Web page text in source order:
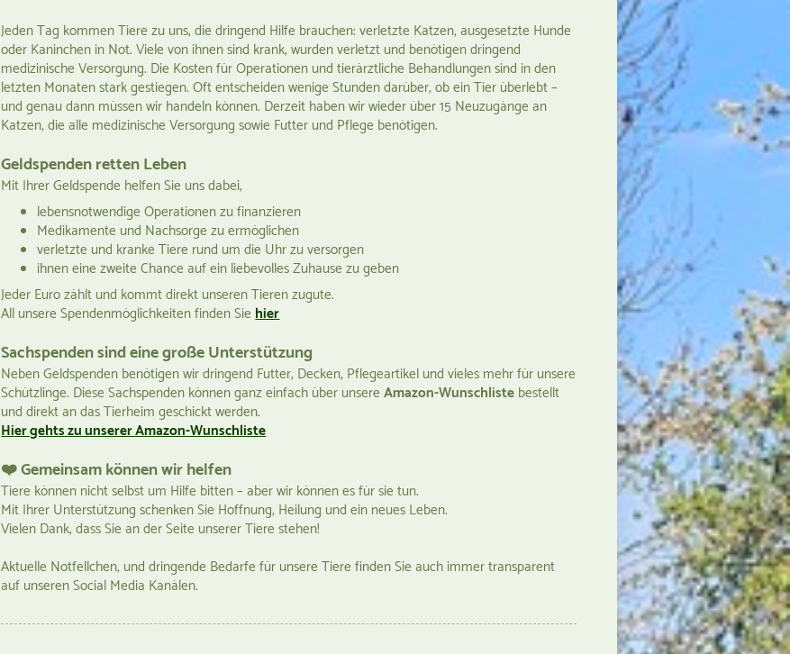
Jeden Tag kommen Tiere zu uns, die dringend Hilfe brauchen: verletzte Katzen, ausgesetzte Hunde
oder Kaninchen in Not. Viele von ihnen sind krank, wurden verletzt und benötigen dringend
medizinische Versorgung. Die Kosten für Operationen und tierärztliche Behandlungen sind in den
letzten Monaten stark gestiegen. Oft entscheiden wenige Stunden darüber, ob ein Tier überlebt –
und genau dann müssen wir handeln können. Derzeit haben wir wieder über 15 Neuzugänge an
Katzen, die alle medizinische Versorgung sowie Futter und Pflege benötigen.
Geldspenden retten Leben
Mit Ihrer Geldspende helfen Sie uns dabei,
lebensnotwendige Operationen zu finanzieren
Medikamente und Nachsorge zu ermöglichen
verletzte und kranke Tiere rund um die Uhr zu versorgen
ihnen eine zweite Chance auf ein liebevolles Zuhause zu geben
Jeder Euro zählt und kommt direkt unseren Tieren zugute.
All unsere Spendenmöglichkeiten finden Siehier
Sachspenden sind eine große Unterstützung
Neben Geldspenden benötigen wir dringend Futter, Decken, Pflegeartikel und vieles mehr für unsere
Schützlinge. Diese Sachspenden können ganz einfach über unsereAmazon-Wunschliste bestellt
und direkt an das Tierheim geschickt werden.
Hier gehts zu unserer Amazon-Wunschliste
❤️ Gemeinsam können wir helfen
Tiere können nicht selbst um Hilfe bitten – aber wir können es für sie tun.
Mit Ihrer Unterstützung schenken Sie Hoffnung, Heilung und ein neues Leben.
Vielen Dank, dass Sie an der Seite unserer Tiere stehen!
Aktuelle Notfellchen, und dringende Bedarfe für unsere Tiere finden Sie auch immer transparent
auf unseren Social Media Kanälen.